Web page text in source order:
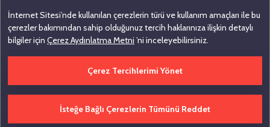
radyatör üretimini Çin'e taşımaktadır. Kurulacak şirket
önümüzdeki
dönemde Uzakdoğu'da Çin dışındaki diğer pazarlara da satış
 Bilgi Grubumuzun Türkiye'de bilişim sektöründe öncü olmayı
hedeflediğini
daha önceki toplantımızda sizlere duyurmuştum. Türk Telekom
ile birlikte
İnternet Sitesi’nde kullanılan çerezlerin türü ve kullanım amaçları ile bu
çerezler bakımından sahip olduğunuz tercih haklarınıza ilişkin detaylı
bilgiler için Çerez Aydınlatma Metni ’ni inceleyebilirsiniz.
Çerez Tercihlerimi Yönet
İsteğe Bağlı Çerezlerin Tümünü Reddet